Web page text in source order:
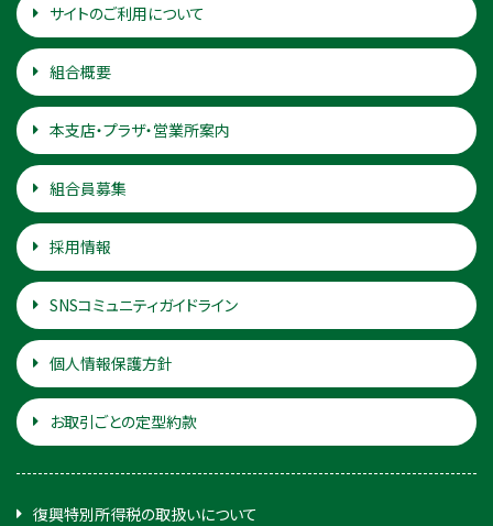
サイトのご利用について
組合概要
本支店・プラザ・営業所案内
組合員募集
採用情報
SNSコミュニティガイドライン
個人情報保護方針
お取引ごとの定型約款
復興特別所得税の取扱いについて